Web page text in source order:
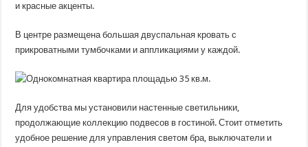
и красные акценты.
В центре размещена большая двуспальная кровать с
прикроватными тумбочками и аппликациями у каждой.
Для удобства мы установили настенные светильники,
продолжающие коллекцию подвесов в гостиной. Стоит отметить
удобное решение для управления светом бра, выключатели и